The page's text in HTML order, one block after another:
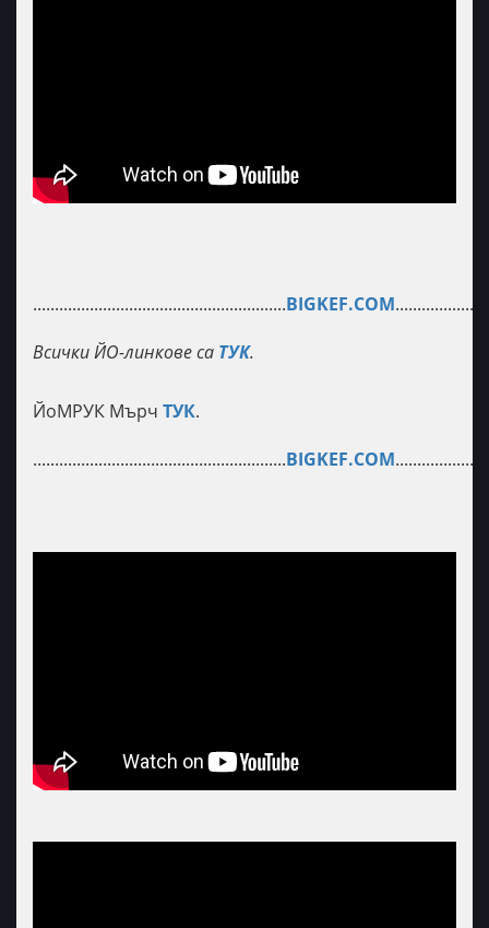
..........................................................BIGKEF.COM
Всички ЙО-линкове са ТУК.
ЙоМРУК Мърч ТУК.
..........................................................BIGKEF.COM